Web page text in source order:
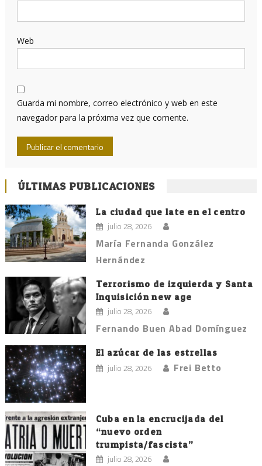
Web
Guarda mi nombre, correo electrónico y web en este
navegador para la próxima vez que comente.
ÚLTIMAS PUBLICACIONES
La ciudad que late en el centro
julio 28, 2026
María Fernanda González
Hernández
Terrorismo de izquierda y Santa
Inquisición new age
julio 28, 2026
Fernando Buen Abad Domínguez
El azúcar de las estrellas
julio 28, 2026 Frei Betto
Cuba en la encrucijada del
“nuevo orden
trumpista/fascista”
julio 28, 2026